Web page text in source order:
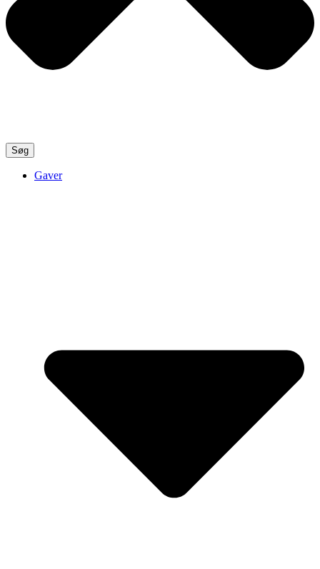
Søg
Gaver